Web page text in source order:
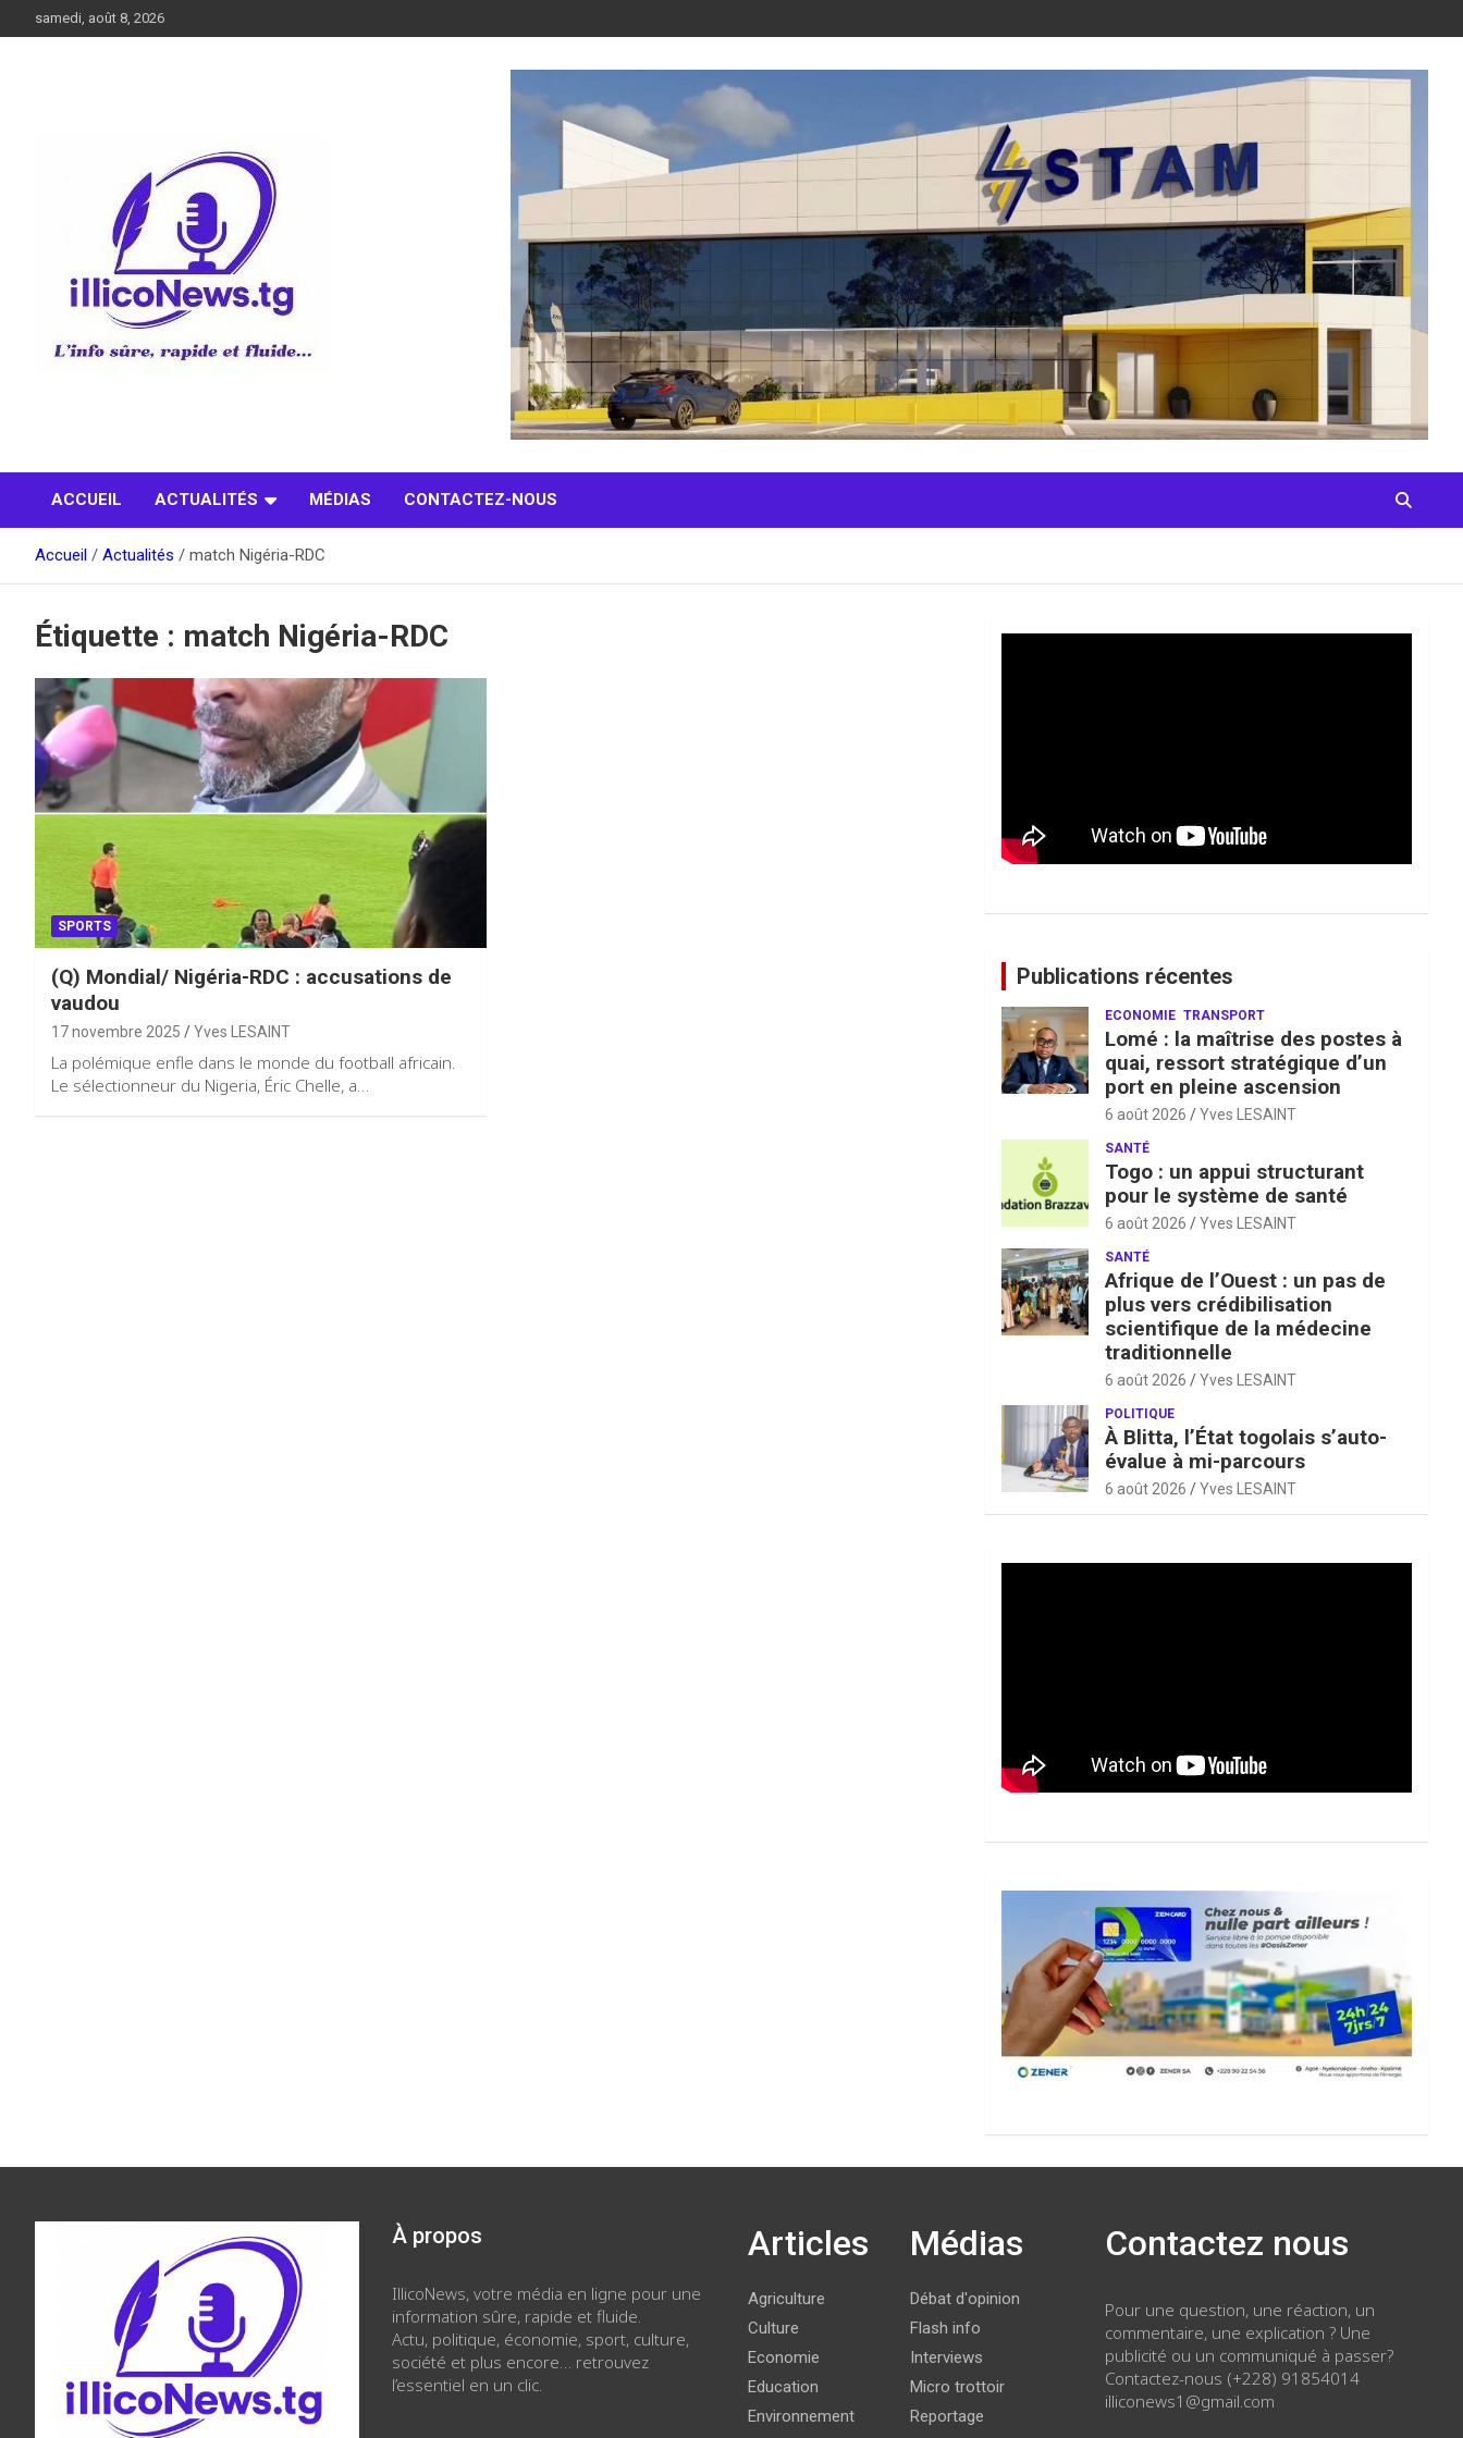
au
samedi, août 8, 2026
ACCUEIL ACTUALITÉS MÉDIAS CONTACTEZ-NOUS
Accueil Actualités match Nigéria-RDC
Étiquette : match Nigéria-RDC
SPORTS
(Q) Mondial/ Nigéria-RDC : accusations de
vaudou
17 novembre 2025 Yves LESAINT
La polémique enfle dans le monde du football africain.
Le sélectionneur du Nigeria, Éric Chelle, a…
Publications récentes
ECONOMIE TRANSPORT
Lomé : la maîtrise des postes à
quai, ressort stratégique d’un
port en pleine ascension
6 août 2026 Yves LESAINT
SANTÉ
Togo : un appui structurant
pour le système de santé
6 août 2026 Yves LESAINT
SANTÉ
Afrique de l’Ouest : un pas de
plus vers crédibilisation
scientifique de la médecine
traditionnelle
6 août 2026 Yves LESAINT
POLITIQUE
À Blitta, l’État togolais s’auto-
évalue à mi-parcours
6 août 2026 Yves LESAINT
À propos
IllicoNews, votre média en ligne pour une
information sûre, rapide et fluide.
Actu, politique, économie, sport, culture,
société et plus encore… retrouvez
l’essentiel en un clic.
Articles
Agriculture
Culture
Economie
Education
Environnement
Médias
Débat d'opinion
Flash info
Interviews
Micro trottoir
Reportage
Contactez nous
Pour une question, une réaction, un
commentaire, une explication ? Une
publicité ou un communiqué à passer?
Contactez-nous (+228) 91854014
illiconews1@gmail.com